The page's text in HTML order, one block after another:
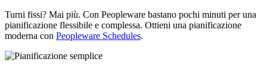
Turni fissi? Mai più. Con Peopleware bastano pochi minuti per una
pianificazione flessibile e complessa. Ottieni una pianificazione
moderna con Peopleware Schedules.